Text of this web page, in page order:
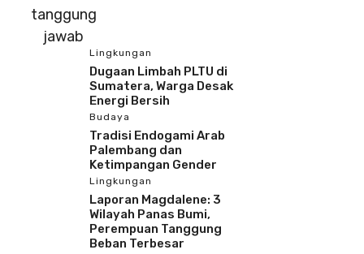
Lingkungan
Dugaan Limbah PLTU di
Sumatera, Warga Desak
Energi Bersih
Budaya
Tradisi Endogami Arab
Palembang dan
Ketimpangan Gender
Lingkungan
Laporan Magdalene: 3
Wilayah Panas Bumi,
Perempuan Tanggung
Beban Terbesar